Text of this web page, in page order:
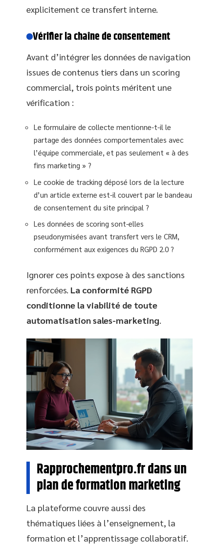
explicitement ce transfert interne.
Vérifier la chaîne de consentement
Avant d’intégrer les données de navigation
issues de contenus tiers dans un scoring
commercial, trois points méritent une
vérification :
Le formulaire de collecte mentionne-t-il le
partage des données comportementales avec
l’équipe commerciale, et pas seulement « à des
fins marketing » ?
Le cookie de tracking déposé lors de la lecture
d’un article externe est-il couvert par le bandeau
de consentement du site principal ?
Les données de scoring sont-elles
pseudonymisées avant transfert vers le CRM,
conformément aux exigences du RGPD 2.0 ?
Ignorer ces points expose à des sanctions
renforcées. La conformité RGPD
conditionne la viabilité de toute
automatisation sales-marketing.
Rapprochementpro.fr dans un
plan de formation marketing
La plateforme couvre aussi des
thématiques liées à l’enseignement, la
formation et l’apprentissage collaboratif.